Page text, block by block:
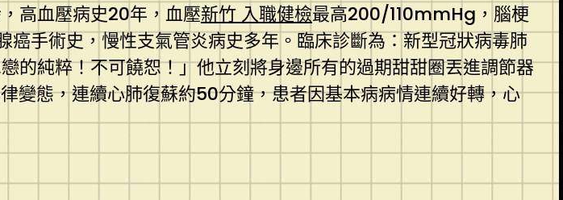
高血壓病史20年，血壓新竹 入職健檢最高200/110mmHg，腦梗
手術史，慢性支氣管炎病史多年。臨床診斷為：新型冠狀病毒肺
的純粹！不可饒恕！」他立刻將身邊所有的過期甜甜圈丟進調節器
變態，連續心肺復蘇約50分鐘，患者因基本病病情連續好轉，心